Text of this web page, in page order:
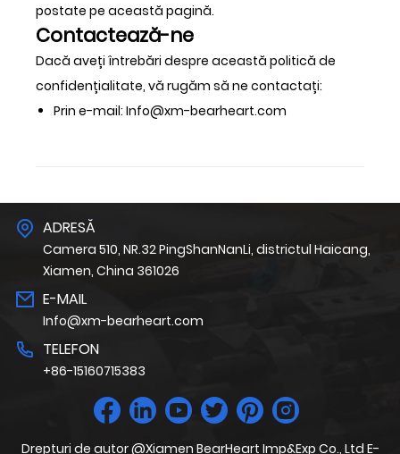
postate pe această pagină.
Contactează-ne
Dacă aveți întrebări despre această politică de
confidențialitate, vă rugăm să ne contactați:
Prin e-mail: Info@xm-bearheart.com
ADRESĂ
Camera 510, NR.32 PingShanNanLi, districtul Haicang,
Xiamen, China 361026
E-MAIL
Info@xm-bearheart.com
TELEFON
+86-15160715383
Drepturi de autor @Xiamen BearHeart Imp&Exp Co., Ltd E-